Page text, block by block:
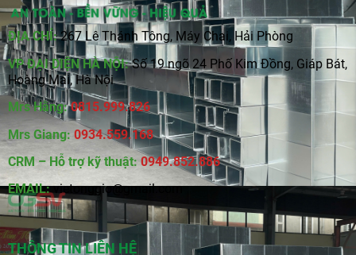
ĐỊA CHỈ: 267 Lê Thánh Tông, Máy Chai, Hải Phòng
VP ĐẠI DIỆN HÀ NỘI:Số 19 ngõ 24 Phố Kim Đồng, Giáp Bát,
Hoàng Mai, Hà Nội
Mrs Hằng: 0815.999.826
Mrs Giang: 0934.559.168
CRM – Hỗ trợ kỹ thuật: 0949.852.886
EMAIL: vietonggio@gmail.com
THÔNG TIN LIÊN HỆ